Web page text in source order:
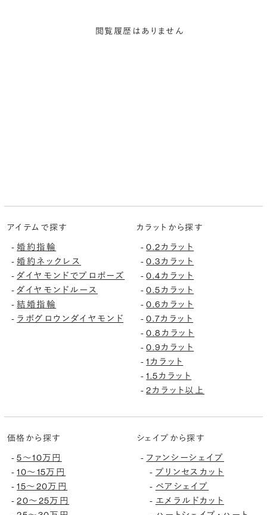
閲覧履歴はありません
アイテムで探す
-婚約指輪
-婚約ネックレス
-ダイヤモンドでプロポーズ
-ダイヤモンドルース
-結婚指輪
- ラボグロウンダイヤモンド
カラットから探す
-0.2カラット
-0.3カラット
-0.4カラット
-0.5カラット
-0.6カラット
-0.7カラット
-0.8カラット
-0.9カラット
-1カラット
-1.5カラット
-2カラット以上
価格から探す
-5〜10万円
-10〜15万円
-15〜20万円
-20〜25万円
シェイプから探す
- ファンシーシェイプ
- プリンセスカット
- ペアシェイプ
- エメラルドカット